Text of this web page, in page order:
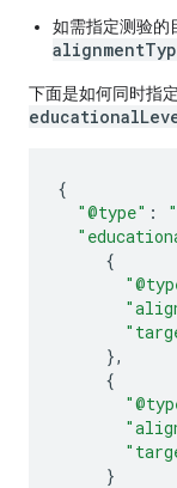
如需指定测验的
下面是如何同时指定
{
"@type" :
{
},
{
}